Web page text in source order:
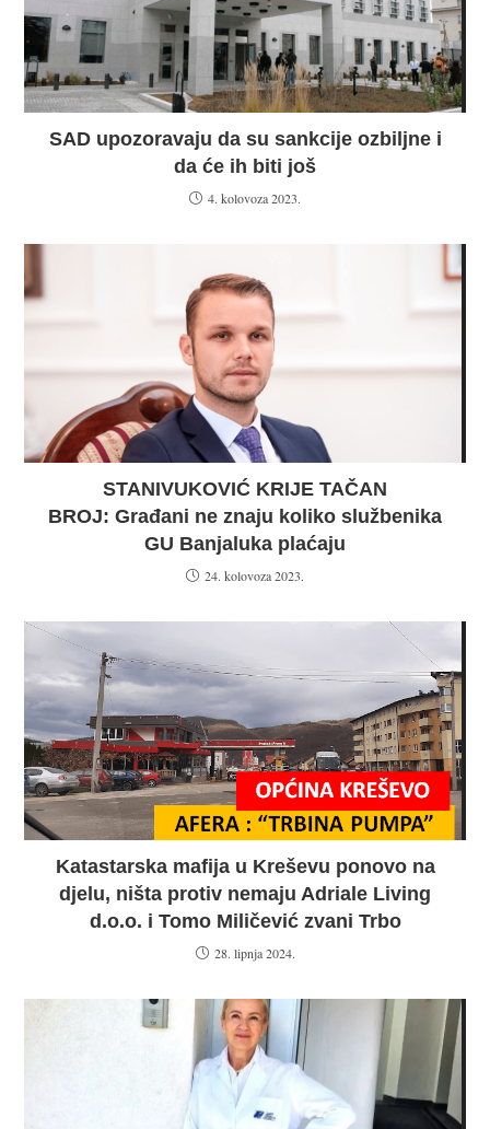
SAD upozoravaju da su sankcije ozbiljne i
da će ih biti još
4. kolovoza 2023.
STANIVUKOVIĆ KRIJE TAČAN
BROJ: Građani ne znaju koliko službenika
GU Banjaluka plaćaju
24. kolovoza 2023.
Katastarska mafija u Kreševu ponovo na
djelu, ništa protiv nemaju Adriale Living
d.o.o. i Tomo Miličević zvani Trbo
28. lipnja 2024.